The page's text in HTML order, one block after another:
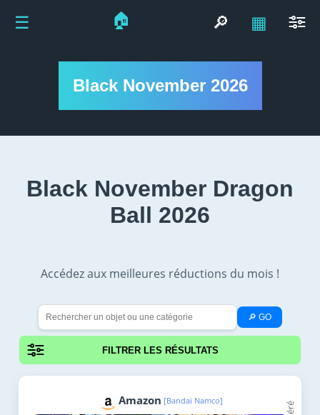
Black November 2026
Black November Dragon
Ball 2026
Accédez aux meilleures réductions du mois !
🔎 GO
☰ 🏠 🔎 ▦
FILTRER LES RÉSULTATS
Amazon [Bandai Namco]